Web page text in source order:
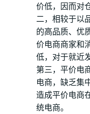
价低，因而对
二，相较于以
的高品质、优
价电商商家和
低，对于就近
第三，平价电
电商，缺乏集
造成平价电商
统电商。